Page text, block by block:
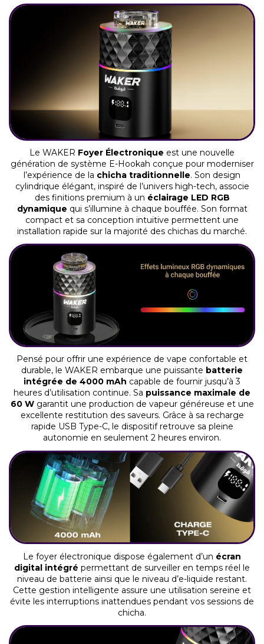
Le WAKER Foyer Électronique est une nouvelle
génération de système E-Hookah conçue pour moderniser
l’expérience de la chicha traditionnelle. Son design
cylindrique élégant, inspiré de l’univers high-tech, associe
des finitions premium à un éclairage LED RGB
dynamique qui s’illumine à chaque bouffée. Son format
compact et sa conception intuitive permettent une
installation rapide sur la majorité des chichas du marché.
Pensé pour offrir une expérience de vape confortable et
durable, le WAKER embarque une puissante batterie
intégrée de 4000 mAh capable de fournir jusqu’à 3
heures d’utilisation continue. Sa puissance maximale de
60 Wgarantit une production de vapeur généreuse et une
excellente restitution des saveurs. Grâce à sa recharge
rapide USB Type-C, le dispositif retrouve sa pleine
autonomie en seulement 2 heures environ.
Le foyer électronique dispose également d’un écran
digital intégré permettant de surveiller en temps réel le
niveau de batterie ainsi que le niveau d’e-liquide restant.
Cette gestion intelligente assure une utilisation sereine et
évite les interruptions inattendues pendant vos sessions de
chicha.